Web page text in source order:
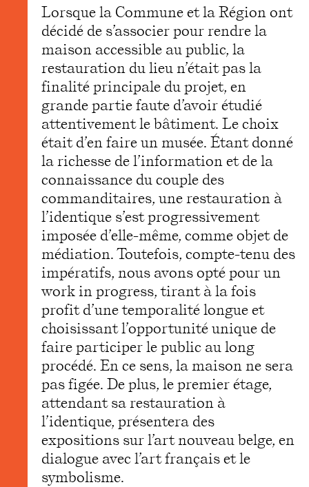
Lorsque la Commune et la Région ont
décidé de s’associer pour rendre la
maison accessible au public, la
restauration du lieu n’était pas la
finalité principale du projet, en
grande partie faute d’avoir étudié
attentivement le bâtiment. Le choix
était d’en faire un musée. Étant donné
la richesse de l’information et de la
connaissance du couple des
commanditaires, une restauration à
l’identique s’est progressivement
imposée d’elle-même, comme objet de
médiation. Toutefois, compte-tenu des
impératifs, nous avons opté pour un
work in progress, tirant à la fois
profit d’une temporalité longue et
choisissant l’opportunité unique de
faire participer le public au long
procédé. En ce sens, la maison ne sera
pas figée. De plus, le premier étage,
attendant sa restauration à
l’identique, présentera des
expositions sur l’art nouveau belge, en
dialogue avec l’art français et le
symbolisme.